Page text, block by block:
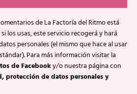
de La Factoría del Ritmo está
los usas, este servicio recogerá y hará
personales (el mismo que hace al usar
Para más información visitar la
de Facebooky/o nuestra página con
protección de datos personales y